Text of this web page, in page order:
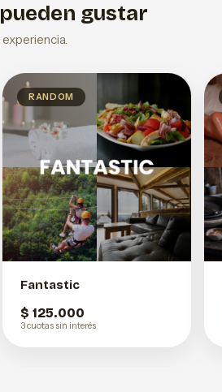
gustar
RANDOM
Fantastic
$ 125.000
3 cuotas sin interés